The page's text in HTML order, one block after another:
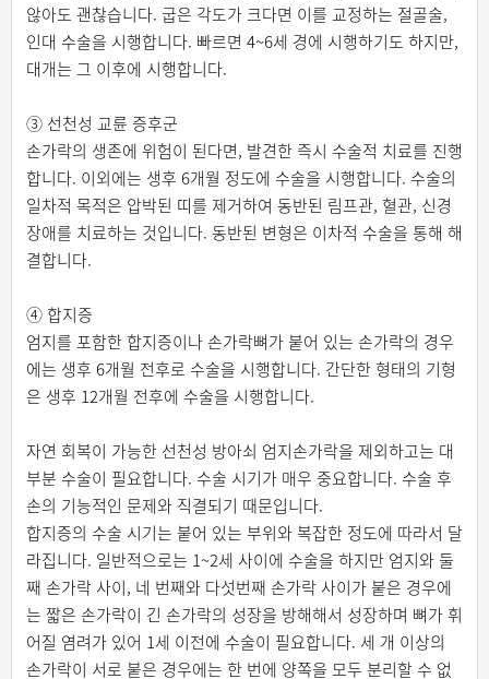
않아도 괜찮습니다. 굽은 각도가 크다면 이를 교정하는 절골술,
인대 수술을 시행합니다. 빠르면 4~6세 경에 시행하기도 하지만,
대개는 그 이후에 시행합니다.
③ 선천성 교륜 증후군
손가락의 생존에 위험이 된다면, 발견한 즉시 수술적 치료를 진행
합니다. 이외에는 생후 6개월 정도에 수술을 시행합니다. 수술의
일차적 목적은 압박된 띠를 제거하여 동반된 림프관, 혈관, 신경
장애를 치료하는 것입니다. 동반된 변형은 이차적 수술을 통해 해
결합니다.
④ 합지증
엄지를 포함한 합지증이나 손가락뼈가 붙어 있는 손가락의 경우
에는 생후 6개월 전후로 수술을 시행합니다. 간단한 형태의 기형
은 생후 12개월 전후에 수술을 시행합니다.
자연 회복이 가능한 선천성 방아쇠 엄지손가락을 제외하고는 대
부분 수술이 필요합니다. 수술 시기가 매우 중요합니다. 수술 후
손의 기능적인 문제와 직결되기 때문입니다.
합지증의 수술 시기는 붙어 있는 부위와 복잡한 정도에 따라서 달
라집니다. 일반적으로는 1~2세 사이에 수술을 하지만 엄지와 둘
째 손가락 사이, 네 번째와 다섯번째 손가락 사이가 붙은 경우에
는 짧은 손가락이 긴 손가락의 성장을 방해해서 성장하며 뼈가 휘
어질 염려가 있어 1세 이전에 수술이 필요합니다. 세 개 이상의
손가락이 서로 붙은 경우에는 한 번에 양쪽을 모두 분리할 수 없